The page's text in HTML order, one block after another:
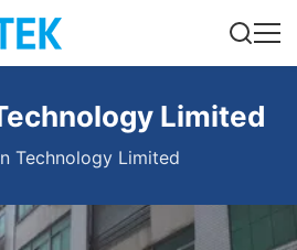
Limited
Technology Limited